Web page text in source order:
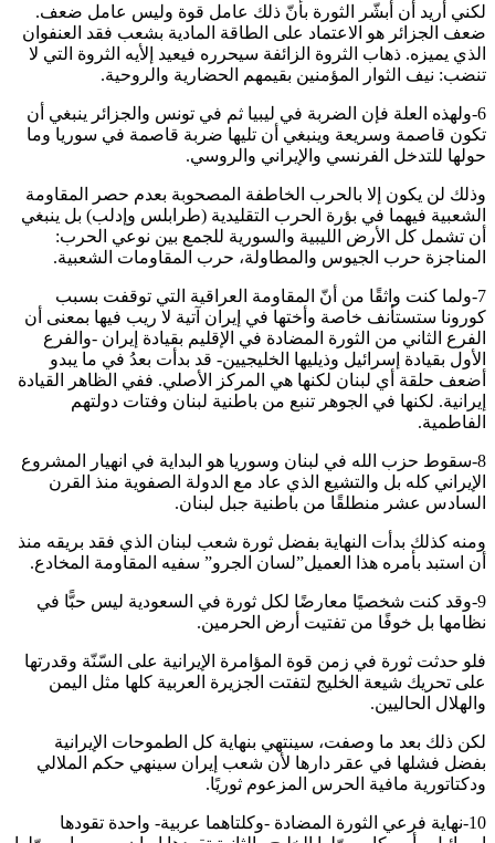
لكني أريد أن أبشّر الثورة بأنّ ذلك عامل قوة وليس عامل ضعف.
ضعف الجزائر هو الاعتماد على الطاقة المادية بشعب فقد العنفوان
الذي يميزه. ذهاب الثروة الزائفة سيحرره فيعيد إلأيه الثروة التي لا
تنضب: نيف الثوار المؤمنين بقيمهم الحضارية والروحية.
6-ولهذه العلة فإن الضربة في ليبيا ثم في تونس والجزائر ينبغي أن
تكون قاصمة وسريعة وينبغي أن تليها ضربة قاصمة في سوريا وما
حولها للتدخل الفرنسي والإيراني والروسي.
وذلك لن يكون إلا بالحرب الخاطفة المصحوبة بعدم حصر المقاومة
الشعبية فيهما في بؤرة الحرب التقليدية (طرابلس وإدلب) بل ينبغي
أن تشمل كل الأرض الليبية والسورية للجمع بين نوعي الحرب:
المناجزة حرب الجيوس والمطاولة، حرب المقاومات الشعبية.
7-ولما كنت واثقًا من أنّ المقاومة العراقية التي توقفت بسبب
كورونا ستستأنف خاصة وأختها في إيران آتية لا ريب فيها بمعنى أن
الفرع الثاني من الثورة المضادة في الإقليم بقيادة إيران -والفرع
الأول بقيادة إسرائيل وذيليها الخليجيين- قد بدأت بعدُ في ما يبدو
أضعف حلقة أي لبنان لكنها هي المركز الأصلي. ففي الظاهر القيادة
إيرانية. لكنها في الجوهر تنبع من باطنية لبنان وفتات دولتهم
الفاطمية.
8-سقوط حزب الله في لبنان وسوريا هو البداية في انهيار المشروع
الإيراني كله بل والتشيع الذي عاد مع الدولة الصفوية منذ القرن
السادس عشر منطلقًا من باطنية جبل لبنان.
ومنه كذلك بدأت النهاية بفضل ثورة شعب لبنان الذي فقد بريقه منذ
أن استبد بأمره هذا العميل”لسان الجرو” سفيه المقاومة المخادع.
9-وقد كنت شخصيًا معارضًا لكل ثورة في السعودية ليس حبًّا في
نظامها بل خوفًا من تفتيت أرض الحرمين.
فلو حدثت ثورة في زمن قوة المؤامرة الإيرانية على السّنّة وقدرتها
على تحريك شيعة الخليج لتفتت الجزيرة العربية كلها مثل اليمن
والهلال الحاليين.
لكن ذلك بعد ما وصفت، سينتهي بنهاية كل الطموحات الإيرانية
بفضل فشلها في عقر دارها لأن شعب إيران سينهي حكم الملالي
ودكتاتورية مافية الحرس المزعوم ثوريًا.
10-نهاية فرعي الثورة المضادة -وكلتاهما عربية- واحدة تقودها